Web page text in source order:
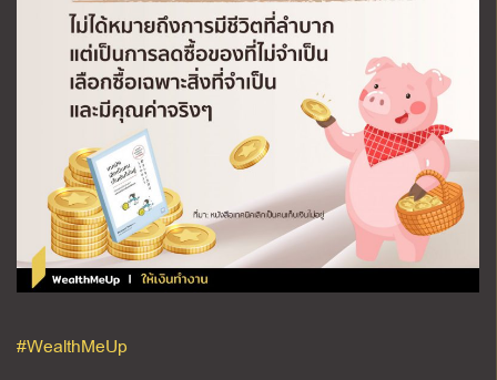
#WealthMeUp